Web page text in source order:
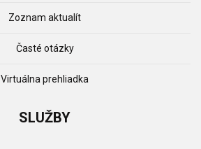
Zoznam aktualít
Časté otázky
Virtuálna prehliadka
SLUŽBY